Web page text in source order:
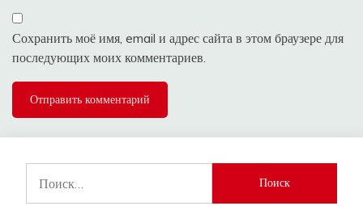
Сохранить моё имя, email и адрес сайта в этом браузере для
последующих моих комментариев.